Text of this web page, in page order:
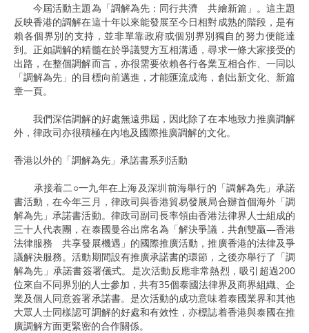
今屆活動主題為「調解為先：同行共濟 共繪新篇」。這主題
反映香港的調解在這十年以來能發展至今日相對成熟的階段，是有
賴各個界別的支持，並非單靠政府或個別界別獨自的努力便能達
到。正如調解的精髓在於爭議雙方互相溝通，尋求一條大家接受的
出路，在整個調解而言，亦很需要依賴各行各業互相合作、一同以
「調解為先」的目標向前邁進，才能匯流成海，創出新文化、新篇
章一頁。
我們深信調解的好處無遠弗屆，因此除了在本地致力推廣調解
外，律政司亦很積極在內地及國際推廣調解的文化。
香港以外的「調解為先」承諾書系列活動
承接着二○一九年在上海及深圳前海舉行的「調解為先」承諾
書活動，在今年三月，律政司與香港貿易發展局合辦首個海外「調
解為先」承諾書活動。律政司副司長率領由香港法律界人士組成的
三十人代表團，在泰國曼谷出席名為「解決爭議．共創雙贏—香港
法律服務 共享發展機遇」的國際推廣活動，推廣香港的法律及爭
議解決服務。活動期間設有推廣承諾書的環節，之後亦舉行了「調
解為先」承諾書簽署儀式。是次活動反應非常熱烈，吸引超過200
位來自不同界別的人士參加，共有35個泰國法律界及商界組織、企
業及個人同意簽署承諾書。是次活動的成功意味着泰國業界和其他
大眾人士同樣認可調解的好處和有效性，亦標誌着香港與泰國在推
廣調解方面更緊密的合作關係。